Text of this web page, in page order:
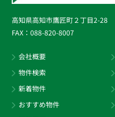
高知県高知市鷹匠町２丁目2-28
FAX： 088-820-8007
会社概要
物件検索
新着物件
おすすめ物件